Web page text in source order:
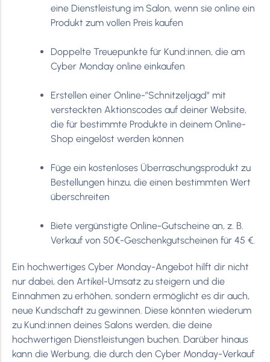
eine Dienstleistung im Salon, wenn sie online ein
Produkt zum vollen Preis kaufen
Doppelte Treuepunkte für Kund:innen, die am
Cyber Monday online einkaufen
Erstellen einer Online-”Schnitzeljagd” mit
versteckten Aktionscodes auf deiner Website,
die für bestimmte Produkte in deinem Online-
Shop eingelöst werden können
Füge ein kostenloses Überraschungsprodukt zu
Bestellungen hinzu, die einen bestimmten Wert
überschreiten
Biete vergünstigte Online-Gutscheine an, z. B.
Verkauf von 50€-Geschenkgutscheinen für 45 €.
Ein hochwertiges Cyber Monday-Angebot hilft dir nicht
nur dabei, den Artikel-Umsatz zu steigern und die
Einnahmen zu erhöhen, sondern ermöglicht es dir auch,
neue Kundschaft zu gewinnen. Diese könnten wiederum
zu Kund:innen deines Salons werden, die deine
hochwertigen Dienstleistungen buchen. Darüber hinaus
kann die Werbung, die durch den Cyber Monday-Verkauf